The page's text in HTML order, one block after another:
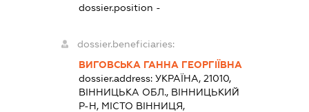
dossier.position -
dossier.beneficiaries:
ВИГОВСЬКА ГАННА ГЕОРГІЇВНА
dossier.address: УКРАЇНА, 21010,
ВІННИЦЬКА ОБЛ., ВІННИЦЬКИЙ
Р-Н, МІСТО ВІННИЦЯ,